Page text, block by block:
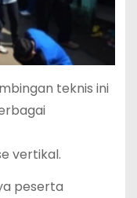
teknis ini
vertikal.
peserta